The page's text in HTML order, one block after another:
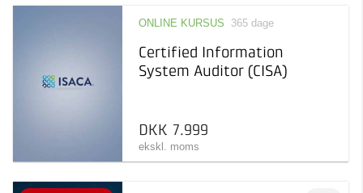
ONLINE KURSUS 365 dage
Certified Information
System Auditor (CISA)
DKK 7.999
ekskl. moms